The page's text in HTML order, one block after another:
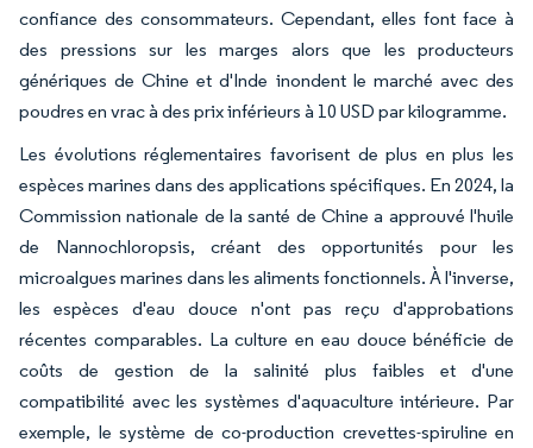
confiance des consommateurs. Cependant, elles font face à
des pressions sur les marges alors que les producteurs
génériques de Chine et d'Inde inondent le marché avec des
poudres en vrac à des prix inférieurs à 10 USD par kilogramme.
Les évolutions réglementaires favorisent de plus en plus les
espèces marines dans des applications spécifiques. En 2024, la
Commission nationale de la santé de Chine a approuvé l'huile
de Nannochloropsis, créant des opportunités pour les
microalgues marines dans les aliments fonctionnels. À l'inverse,
les espèces d'eau douce n'ont pas reçu d'approbations
récentes comparables. La culture en eau douce bénéficie de
coûts de gestion de la salinité plus faibles et d'une
compatibilité avec les systèmes d'aquaculture intérieure. Par
exemple, le système de co-production crevettes-spiruline en